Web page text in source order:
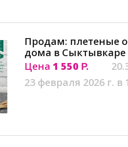
Продам: плетеные
дома в Сыктывкаре
Цена 1 550 Р.
23 февраля 2026 г. в